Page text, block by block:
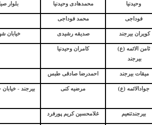
وحیدنیا محمدهادی وحیدنیا بلوار
فوداجی محمد فوداجی
کویران بیرجند صدیقه رشیدی خیابان
ثامن الائمه (ع)
بیرجند
کامران وحیدنیا
میقات بیرجند احمدرضا صادقی طبس
جوادالائمه (ع) مرضیه کنی
بیرجندتنعیم غلامحسین کریم پورفرد